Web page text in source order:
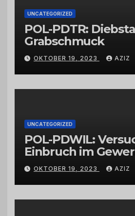
UNCATEGORIZED
POL-PDTR:
Grabschmuck
OKTOBER 19, 2023 AZIZ
UNCATEGORIZED
POL-PDWIL:
Einbruch im
Wittlich
OKTOBER 19, 2023 AZIZ